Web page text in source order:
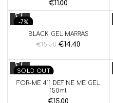
€11.00
-7%
SOLD OUT
BLACK GEL MARRAS
€15.50 €14.40
SOLD OUT
FOR-ME 411 DEFINE ME GEL
150ml
€15.00